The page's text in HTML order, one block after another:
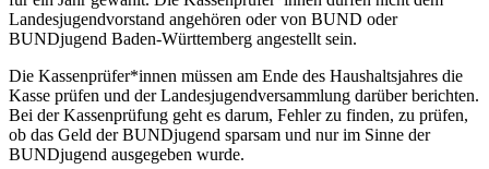
Landesjugendvorstand angehören oder von BUND oder
BUNDjugend Baden-Württemberg angestellt sein.
Die Kassenprüfer*innen müssen am Ende des Haushaltsjahres die
Kasse prüfen und der Landesjugendversammlung darüber berichten.
Bei der Kassenprüfung geht es darum, Fehler zu finden, zu prüfen,
ob das Geld der BUNDjugend sparsam und nur im Sinne der
BUNDjugend ausgegeben wurde.